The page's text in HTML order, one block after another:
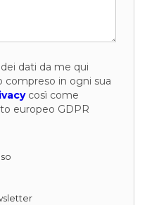
dati da me qui
compreso in ogni sua
così come
europeo GDPR